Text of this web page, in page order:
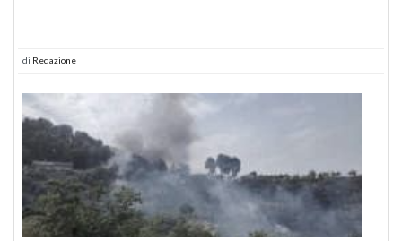
di Redazione